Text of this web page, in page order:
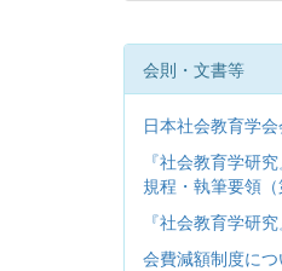
会則・文書等
日本社会教育学
『社会教育学研
規程・執筆要領
『社会教育学研
会費減額制度に